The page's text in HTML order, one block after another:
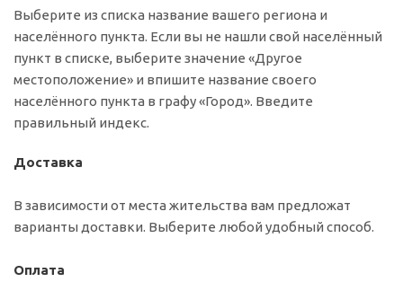
Выберите из списка название вашего региона и
населённого пункта. Если вы не нашли свой населённый
пункт в списке, выберите значение «Другое
местоположение» и впишите название своего
населённого пункта в графу «Город». Введите
правильный индекс.
Доставка
В зависимости от места жительства вам предложат
варианты доставки. Выберите любой удобный способ.
Оплата